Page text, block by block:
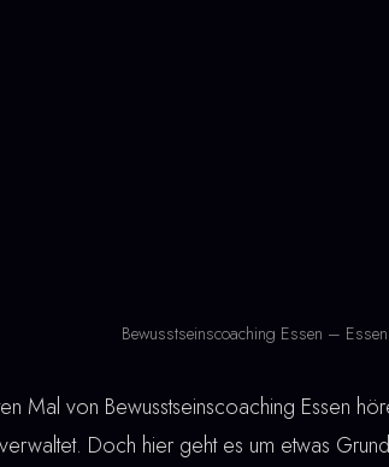
Bewusstseinscoaching Essen – Essen
Mal von Bewusstseinscoaching Essen
Doch hier geht es um etwas